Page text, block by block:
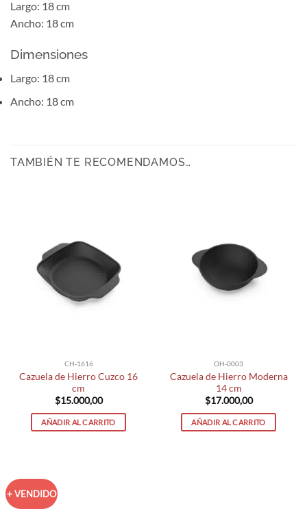
Largo: 18 cm
Ancho: 18 cm
Dimensiones
Largo: 18 cm
Ancho: 18 cm
TAMBIÉN TE RECOMENDAMOS…
CH-1616
Cazuela de Hierro Cuzco 16
cm
$15.000,00
AÑADIR AL CARRITO
OH-0003
Cazuela de Hierro Moderna
14 cm
$17.000,00
AÑADIR AL CARRITO
+ VENDIDO